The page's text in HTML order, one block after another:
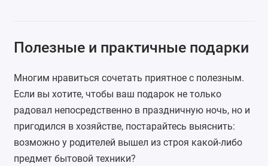
Полезные и практичные подарки
Многим нравиться сочетать приятное с полезным.
Если вы хотите, чтобы ваш подарок не только
радовал непосредственно в праздничную ночь, но и
пригодился в хозяйстве, постарайтесь выяснить:
возможно у родителей вышел из строя какой-либо
предмет бытовой техники?